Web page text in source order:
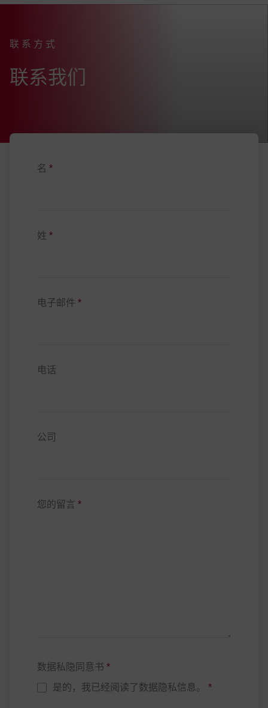
联系方式
:
联系我们
名*
姓*
电子邮件*
电话
公司
您的留言*
数据私隐同意书*
是的，我已经阅读了数据隐私信息。*